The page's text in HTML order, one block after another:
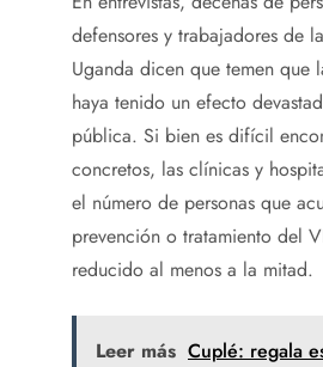
defensores y trabajadores de
Uganda dicen que temen que
haya tenido un efecto
pública. Si bien es difícil
concretos, las clínicas y
el número de personas que
prevención o tratamiento del
reducido al menos a la mitad.
Leer más Cuplé: regala